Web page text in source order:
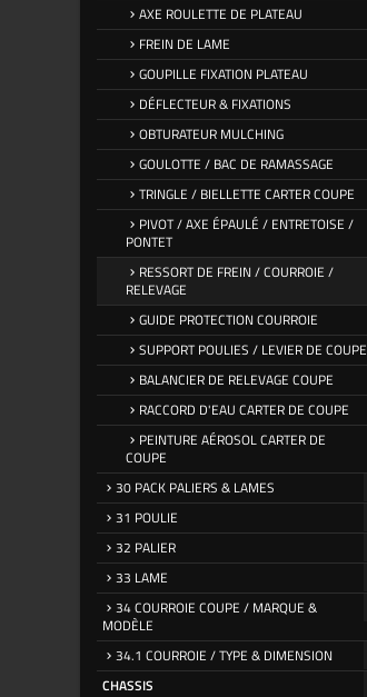
AXE ROULETTE DE PLATEAU
FREIN DE LAME
GOUPILLE FIXATION PLATEAU
DÉFLECTEUR & FIXATIONS
OBTURATEUR MULCHING
GOULOTTE / BAC DE RAMASSAGE
TRINGLE / BIELLETTE CARTER COUPE
PIVOT / AXE ÉPAULÉ / ENTRETOISE /
PONTET
RESSORT DE FREIN / COURROIE /
RELEVAGE
GUIDE PROTECTION COURROIE
SUPPORT POULIES / LEVIER DE COUPE
BALANCIER DE RELEVAGE COUPE
RACCORD D'EAU CARTER DE COUPE
PEINTURE AÉROSOL CARTER DE
COUPE
30 PACK PALIERS & LAMES
31 POULIE
32 PALIER
33 LAME
34 COURROIE COUPE / MARQUE &
MODÈLE
34.1 COURROIE / TYPE & DIMENSION
CHASSIS